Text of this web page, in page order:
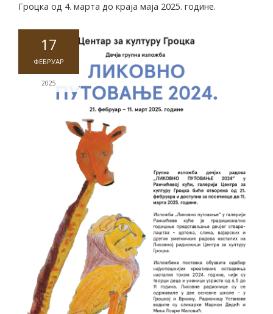
Гроцка од 4. марта до краја маја 2025. године.
17
ФЕБРУАР
2025